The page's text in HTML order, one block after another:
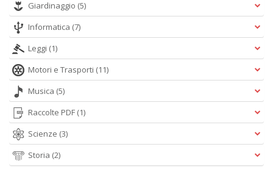
Giardinaggio (5)
Informatica (7)
Leggi (1)
Motori e Trasporti (11)
Musica (5)
Raccolte PDF (1)
Scienze (3)
Storia (2)